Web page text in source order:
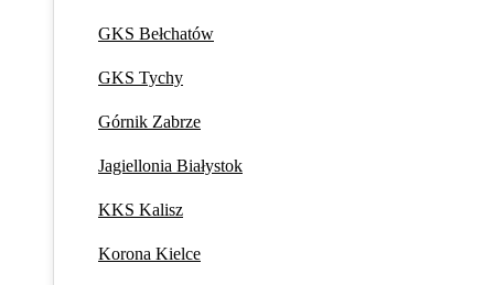
GKS Bełchatów
GKS Tychy
Górnik Zabrze
Jagiellonia Białystok
KKS Kalisz
Korona Kielce